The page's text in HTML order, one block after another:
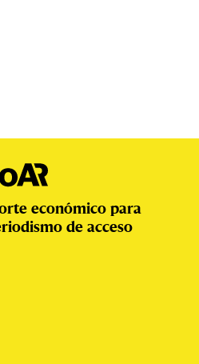
económico para
de acceso